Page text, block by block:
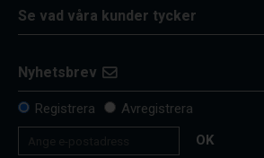
Se vad våra kunder tycker
Nyhetsbrev
Registrera
Avregistrera
OK